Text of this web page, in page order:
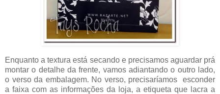
Enquanto a textura está secando e precisamos aguardar prá
montar o detalhe da frente, vamos adiantando o outro lado,
o verso da embalagem. No verso, precisaríamos esconder
a faixa com as informações da loja, a etiqueta que lacra a